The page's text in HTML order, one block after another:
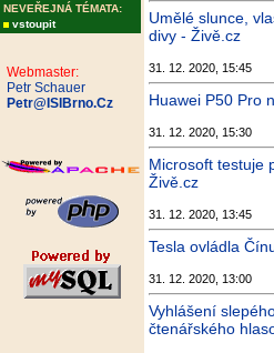
NEVEŘEJNÁ TÉMATA:
vstoupit
Webmaster:
Petr Schauer
Petr@ISIBrno.Cz
Umělé slunce,
divy - Živě.cz
31. 12. 2020, 15:45
Huawei P50 Pro
31. 12. 2020, 15:30
Microsoft testuje
Živě.cz
31. 12. 2020, 13:45
Tesla ovládla
31. 12. 2020, 13:00
Vyhlášení
čtenářského